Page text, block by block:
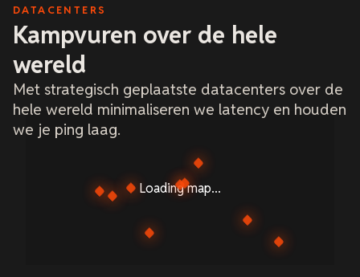
DATACENTERS
Kampvuren over de hele
wereld
Met strategisch geplaatste datacenters over de
hele wereld minimaliseren we latency en houden
we je ping laag.
Loading map...